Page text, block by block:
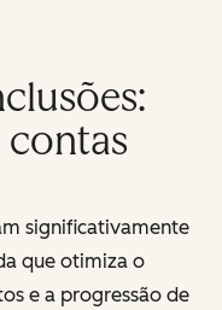
significativamente
que otimiza o
e a progressão de